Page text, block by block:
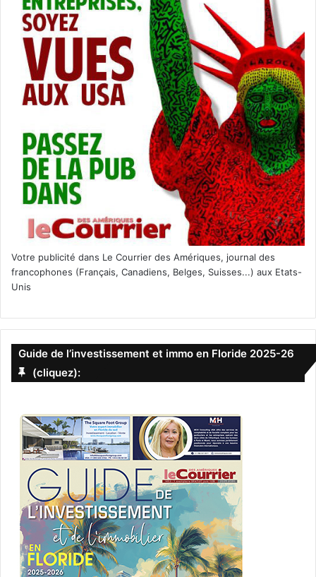
Votre publicité dans Le Courrier des Amériques, journal des
francophones (Français, Canadiens, Belges, Suisses...) aux Etats-
Unis
Guide de l’investissement et immo en Floride 2025-26
(cliquez):